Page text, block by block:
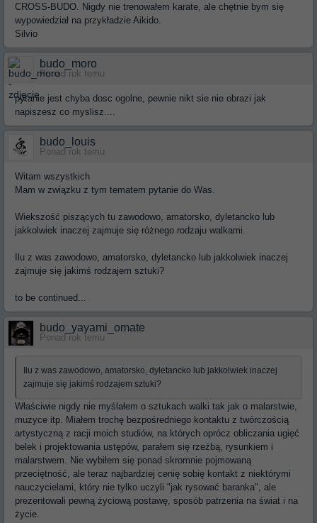
CROSS-BUDO. Nigdy nie trenowałem karate, ale chętnie bym się
wypowiedział na przykładzie Aikido.
Silvio
budo_moro
Ponad rok temu
pytanie jest chyba dosc ogolne, pewnie nikt sie nie obrazi jak
napiszesz co myslisz....
budo_louis
Ponad rok temu
Witam wszystkich
Mam w związku z tym tematem pytanie do Was.
Wiekszość piszących tu zawodowo, amatorsko, dyletancko lub
jakkolwiek inaczej zajmuje się różnego rodzaju walkami.
Ilu z was zawodowo, amatorsko, dyletancko lub jakkolwiek inaczej
zajmuje się jakimś rodzajem sztuki?
to be continued...
budo_yayami_omate
Ponad rok temu
Ilu z was zawodowo, amatorsko, dyletancko lub jakkolwiek inaczej
zajmuje się jakimś rodzajem sztuki?
Właściwie nigdy nie myślałem o sztukach walki tak jak o malarstwie,
muzyce itp. Miałem trochę bezpośredniego kontaktu z twórczością
artystyczną z racji moich studiów, na których oprócz obliczania ugięć
belek i projektowania ustępów, parałem się rzeźbą, rysunkiem i
malarstwem. Nie wybiłem się ponad skromnie pojmowaną
przeciętność, ale teraz najbardziej cenię sobię kontakt z niektórymi
nauczycielami, który nie tylko uczyli "jak rysować baranka", ale
prezentowali pewną życiową postawę, sposób patrzenia na świat i na
życie.